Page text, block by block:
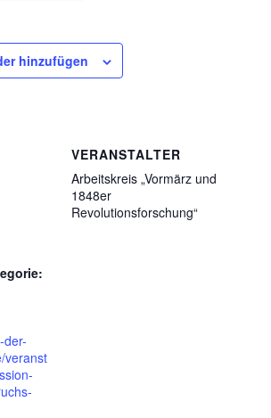
hinzufügen
der-
veranst
VERANSTALTER
Arbeitskreis „Vormärz und
1848er
Revolutionsforschung“